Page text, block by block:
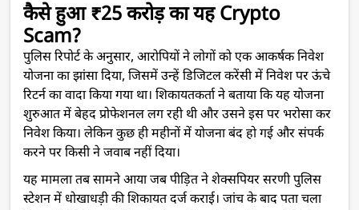
कैसे हुआ ₹25 करोड़ का यह Crypto
Scam?
पुलिस रिपोर्ट के अनुसार, आरोपियों ने लोगों को एक आकर्षक निवेश
योजना का झांसा दिया, जिसमें उन्हें डिजिटल करेंसी में निवेश पर ऊंचे
रिटर्न का वादा किया गया था। शिकायतकर्ता ने बताया कि यह योजना
शुरुआत में बेहद प्रोफेशनल लग रही थी और उसने इस पर भरोसा कर
निवेश किया। लेकिन कुछ ही महीनों में योजना बंद हो गई और संपर्क
करने पर किसी ने जवाब नहीं दिया।
यह मामला तब सामने आया जब पीड़ित ने शेक्सपियर सरणी पुलिस
स्टेशन में धोखाधड़ी की शिकायत दर्ज कराई। जांच के बाद पता चला